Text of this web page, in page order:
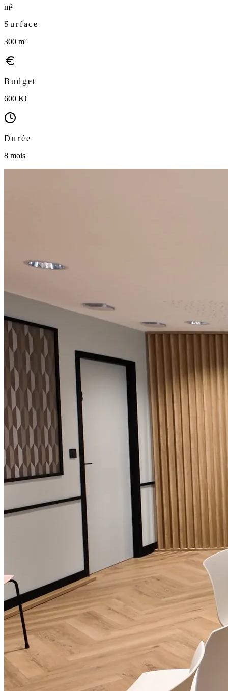
m²
Surface
300 m²
Budget
600 K€
Durée
8 mois